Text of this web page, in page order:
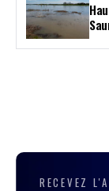
RECEVEZ